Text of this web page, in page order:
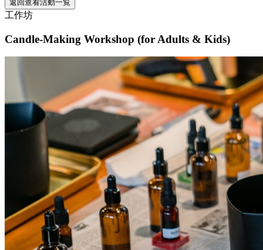
返回查看活動一覧
工作坊
Candle-Making Workshop (for Adults & Kids)